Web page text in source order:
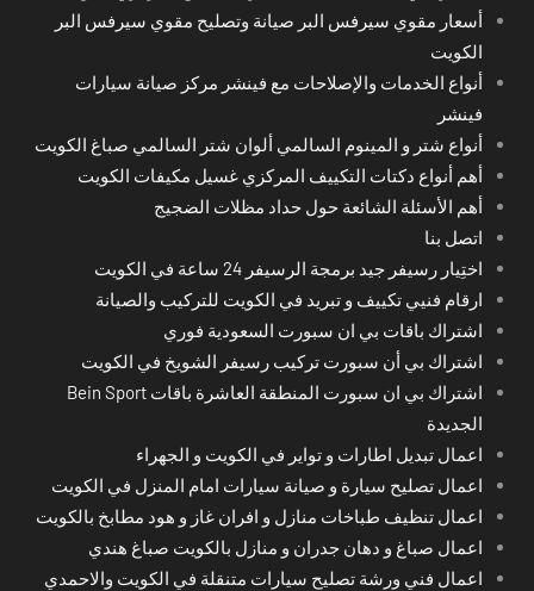
أسعار مقوي سيرفس البر صيانة وتصليح مقوي سيرفس البر
الكويت
أنواع الخدمات والإصلاحات مع فينشر مركز صيانة سيارات
فينشر
أنواع شتر و المينوم السالمي ألوان شتر السالمي صباغ الكويت
أهم أنواع دكتات التكييف المركزي غسيل مكيفات الكويت
أهم الأسئلة الشائعة حول حداد مظلات الضجيج
اتصل بنا
اختِيار رسيفر جيد برمجة الرسيفر 24 ساعة في الكويت
ارقام فنيي تكييف و تبريد في الكويت للتركيب والصيانة
اشتراك باقات بي ان سبورت السعودية فوري
اشتراك بي أن سبورت تركيب رسيفر الشويخ في الكويت
اشتراك بي ان سبورت المنطقة العاشرة باقات Bein Sport
الجديدة
اعمال تبديل اطارات و تواير في الكويت و الجهراء
اعمال تصليح سيارة و صيانة سيارات امام المنزل في الكويت
اعمال تنظيف طباخات منازل و افران غاز و هود مطابخ بالكويت
اعمال صباغ و دهان جدران و منازل بالكويت صباغ هندي
اعمال فني ورشة تصليح سيارات متنقلة في الكويت والاحمدي